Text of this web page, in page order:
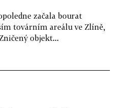
začala bourat
továrním areálu ve Zlíně,
objekt...